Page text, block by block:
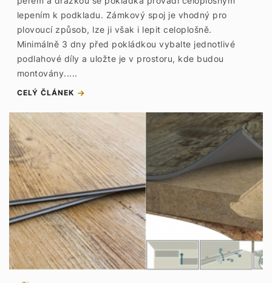
lepením k podkladu. Zámkový spoj je vhodný pro
plovoucí způsob, lze ji však i lepit celoplošně.
Minimálně 3 dny před pokládkou vybalte jednotlivé
podlahové díly a uložte je v prostoru, kde budou
montovány.....
CELÝ ČLÁNEK